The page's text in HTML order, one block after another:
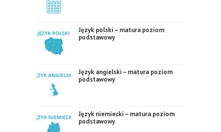
Język polski – matura poziom
podstawowy
Język angielski – matura poziom
podstawowy
Język niemiecki – matura poziom
podstawowy